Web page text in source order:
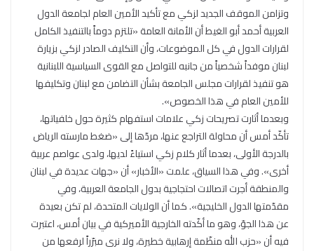
وتزامن الموقف الجديد لزكي مع تأكيد الأمين العام لجامعة الدول
العربية أحمد أبو الغيط أن الأمانة العامة «تلتزم دوماً بالتنفيذ الكامل
لقرارات الدول في كل الموضوعات، وأن التكليف الصادر لزكي بزيارة
لبنان موفداً شخصياً من جانبه للتواصل مع القوى السياسية اللبنانية
هو تنفيذ لقرارات مجلس الجامعة بشأن التضامن مع لبنان وتكليفها
للأمين العام في هذا الخصوص».
وبعدما أثارت تصريحات زكي علامات استفهام كثيرة حول خلفياتها،
تأكّد أمس أن محاولة التراجع عنها، مردّها إلى «ضغط مارسته الرياض
بالدرجة الأولى، بعدما أثار كلام زكي استياءً لديها، ولدى عواصم عربية
أخرى». وفي هذا السياق، علمت «الأخبار» أن «جهات عديدة في لبنان
والمنطقة أجرت اتصالات احتجاجية بدول الجامعة العربية، وفي
مقدّمتها الدول الخليجية». كما أن الولايات المتحدة، لم تكن بعيدة
عن هذا الجوّ، وهو ما أكّدته الخارجية الأميركية في بيان أمس، اعتبرت
فيه أن «حزب الله منظّمة إرهابية خطيرة، ولا نرى مبرّراً لرفعها من